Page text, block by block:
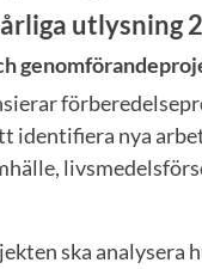
utlysning
identifiera nya
ska